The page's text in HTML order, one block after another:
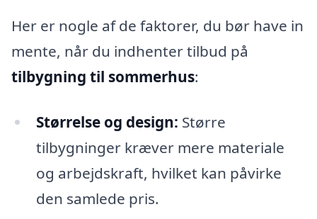
Her er nogle af de faktorer, du bør have in
mente, når du indhenter tilbud på
tilbygning til sommerhus:
Størrelse og design: Større
tilbygninger kræver mere materiale
og arbejdskraft, hvilket kan påvirke
den samlede pris.